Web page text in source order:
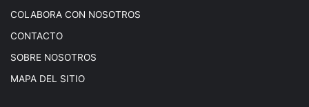
COLABORA CON NOSOTROS
CONTACTO
SOBRE NOSOTROS
MAPA DEL SITIO